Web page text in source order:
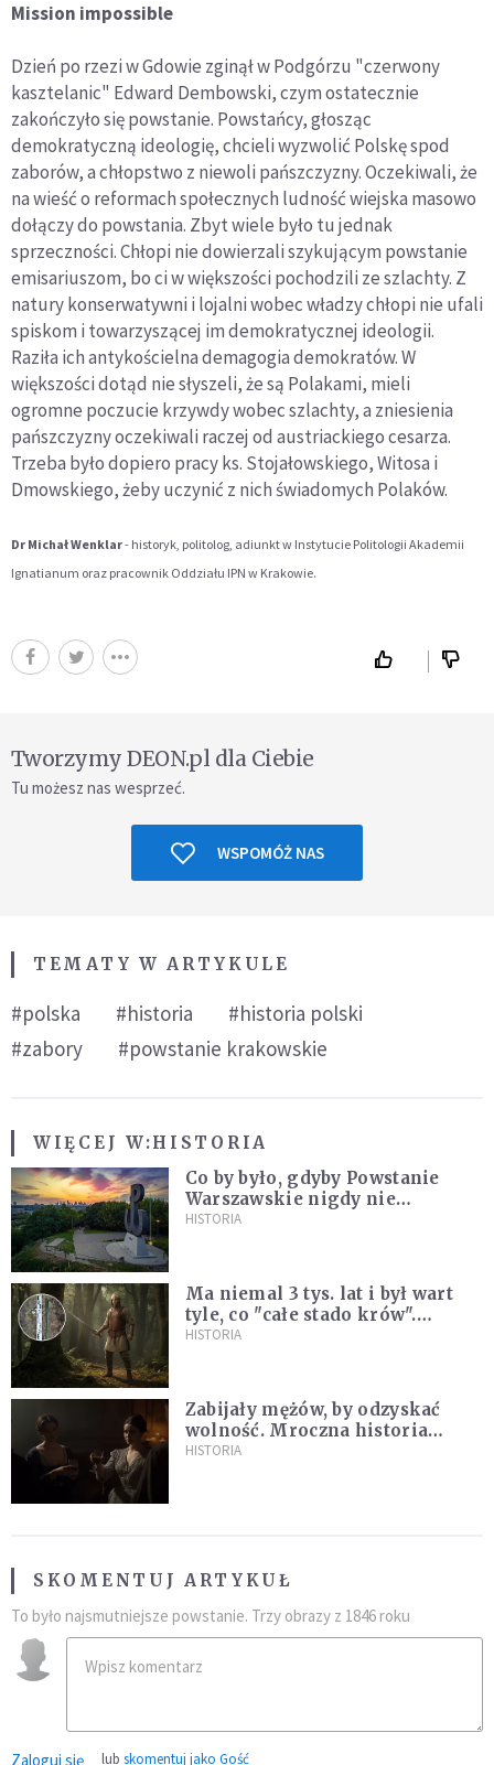
Mission impossible
Dzień po rzezi w Gdowie zginął w Podgórzu "czerwony
kasztelanic" Edward Dembowski, czym ostatecznie
zakończyło się powstanie. Powstańcy, głosząc
demokratyczną ideologię, chcieli wyzwolić Polskę spod
zaborów, a chłopstwo z niewoli pańszczyzny. Oczekiwali, że
na wieść o reformach społecznych ludność wiejska masowo
dołączy do powstania. Zbyt wiele było tu jednak
sprzeczności. Chłopi nie dowierzali szykującym powstanie
emisariuszom, bo ci w większości pochodzili ze szlachty. Z
natury konserwatywni i lojalni wobec władzy chłopi nie ufali
spiskom i towarzyszącej im demokratycznej ideologii.
Raziła ich antykościelna demagogia demokratów. W
większości dotąd nie słyszeli, że są Polakami, mieli
ogromne poczucie krzywdy wobec szlachty, a zniesienia
pańszczyzny oczekiwali raczej od austriackiego cesarza.
Trzeba było dopiero pracy ks. Stojałowskiego, Witosa i
Dmowskiego, żeby uczynić z nich świadomych Polaków.
Dr Michał Wenklar- historyk, politolog, adiunkt w Instytucie Politologii Akademii
Ignatianum oraz pracownik Oddziału IPN w Krakowie.
Tworzymy DEON.pl dla Ciebie
Tu możesz nas wesprzeć.
WSPOMÓŻ NAS
TEMATY W ARTYKULE
#polska #historia
#historia polski
#zabory
#powstanie krakowskie
WIĘCEJ W:HISTORIA
Co by było, gdyby Powstanie
Warszawskie nigdy nie
wybuchło? Historia
HISTORIA
Ma niemal 3 tys. lat i był wart
tyle, co "całe stado krów".
Niezwykłe znalezisko na
HISTORIA
Zabijały mężów, by odzyskać
wolność. Mroczna historia
Fanny Lambert z Marsylii
HISTORIA
SKOMENTUJ ARTYKUŁ
To było najsmutniejsze powstanie. Trzy obrazy z 1846 roku
Zaloguj się lub skomentuj jako Gość